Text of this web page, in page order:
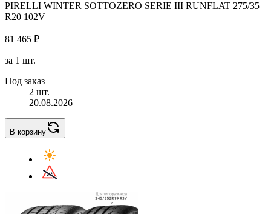
PIRELLI WINTER SOTTOZERO SERIE III RUNFLAT 275/35
R20 102V
81 465 ₽
за 1 шт.
Под заказ
2 шт.
20.08.2026
В корзину